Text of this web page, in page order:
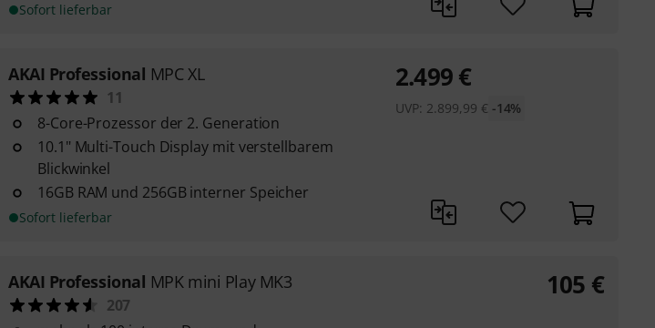
Sofort lieferbar
AKAI Professional MPC XL
11
8-Core-Prozessor der 2. Generation
10.1" Multi-Touch Display mit verstellbarem
Blickwinkel
16GB RAM und 256GB interner Speicher
Sofort lieferbar
2.499€
UVP: 2.899,99 € -14%
AKAI Professional MPK mini Play MK3
207
105 €